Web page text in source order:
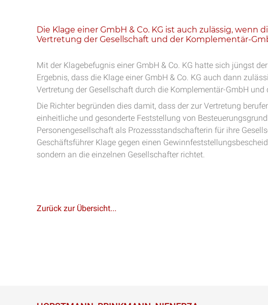
Die Klage einer GmbH & Co. KG ist auch zulässig, wenn
Vertretung der Gesellschaft und der Komplementär-
Mit der Klagebefugnis einer GmbH & Co. KG hatte sich jüngst
Ergebnis, dass die Klage einer GmbH & Co. KG auch dann
Vertretung der Gesellschaft durch die Komplementär-GmbH
Die Richter begründen dies damit, dass der zur Vertretung
einheitliche und gesonderte Feststellung von
Personengesellschaft als Prozessstandschafterin für ihre
Geschäftsführer Klage gegen einen
sondern an die einzelnen Gesellschafter richtet.
Zurück zur Übersicht...